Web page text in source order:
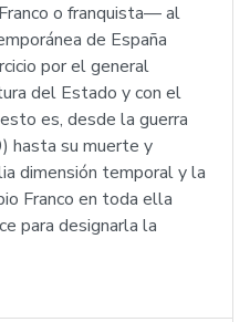
o franquista— al
de España
por el general
del Estado y con el
es, desde la guerra
hasta su muerte y
dimensión temporal y la
Franco en toda ella
para designarla la